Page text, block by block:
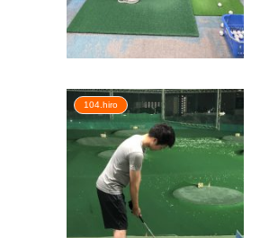
104.hiro